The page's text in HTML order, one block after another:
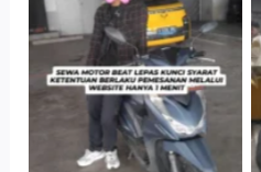
Cityplaza
Jatinegara Gedung
Parkir P6A